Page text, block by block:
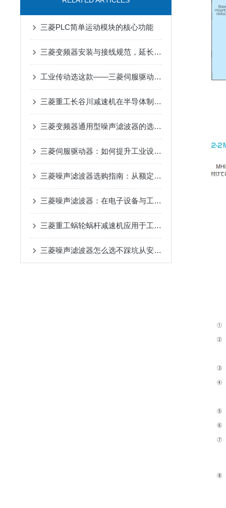
三菱PLC简单运动模块的核心功能
三菱变频器安装与接线规范，延长设备寿命要点
工业传动选这款——三菱伺服驱动器，用着省心
三菱重工长谷川减速机在半导体制造设备传动系统中的适配应用
三菱变频器通用型噪声滤波器的选购与安装要点
三菱伺服驱动器：如何提升工业设备的精确控制与效率
三菱噪声滤波器选购指南：从额定电流、频率范围到适配场景
三菱噪声滤波器：在电子设备与工业自动化中实现电磁兼容性提升的关键工具
三菱重工蜗轮蜗杆减速机应用于工业领域
三菱噪声滤波器怎么选不踩坑从安装环境到兼容性这些关键参数要关注